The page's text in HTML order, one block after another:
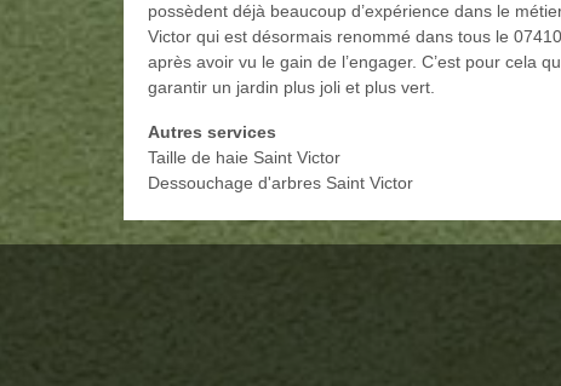
possèdent déjà beaucoup d’expérience dans le
Victor qui est désormais renommé dans tous le
après avoir vu le gain de l’engager. C’est pour cela
garantir un jardin plus joli et plus vert.
Autres services
Taille de haie Saint Victor
Dessouchage d'arbres Saint Victor